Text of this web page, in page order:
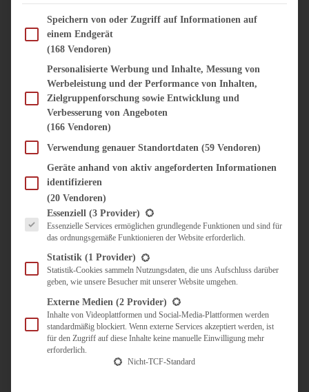
SALATE & SNACKS
SUPPENKASPEREIEN
VORSPEISEN
SÜSS & HERZHAFT
BROTAUFSTRICH
DIPS, SAUCEN, CHUTNEYS
KÜCHENGESCHENKE
UNTERWEGS
KULINARISCH UNTERWEGS
ÜBER MICH
ZUSAMMENARBEIT
Im Folgenden finden Sie eine Liste der Zwecke des IAB Transparency and Consent
Speichern von oder Zugriff auf Informationen auf
einem Endgerät
(168 Vendoren)
Personalisierte Werbung und Inhalte, Messung von
Werbeleistung und der Performance von Inhalten,
Zielgruppenforschung sowie Entwicklung und
Verbesserung von Angeboten
(166 Vendoren)
Verwendung genauer Standortdaten (59 Vendoren)
Geräte anhand von aktiv angeforderten Informationen
identifizieren
(20 Vendoren)
Es folgt eine Liste der Service-Gruppen, für die eine Einwilligung erteilt werden
Essenziell (3 Provider)
Essenzielle Services ermöglichen grundlegende Funktionen und sind für
das ordnungsgemäße Funktionieren der Website erforderlich.
Statistik (1 Provider)
Statistik-Cookies sammeln Nutzungsdaten, die uns Aufschluss darüber
geben, wie unsere Besucher mit unserer Website umgehen.
Externe Medien (2 Provider)
Inhalte von Videoplattformen und Social-Media-Plattformen werden
standardmäßig blockiert. Wenn externe Services akzeptiert werden, ist
für den Zugriff auf diese Inhalte keine manuelle Einwilligung mehr
erforderlich.
Nicht-TCF-Standard